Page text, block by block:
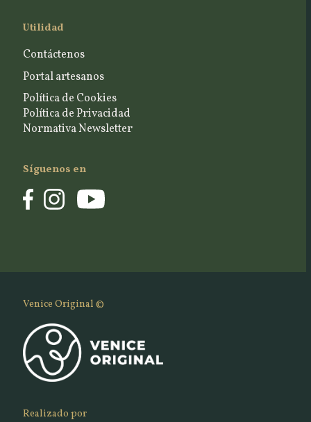
Utilidad
Contáctenos
Portal artesanos
Política de Cookies
Política de Privacidad
Normativa Newsletter
Síguenos en
Venice Original ©
Realizado por